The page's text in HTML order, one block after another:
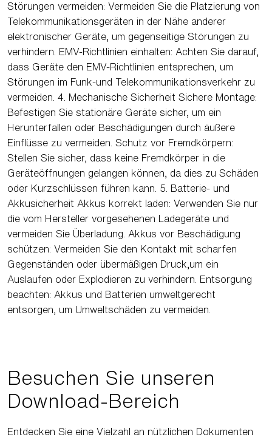
Störungen vermeiden: Vermeiden Sie die Platzierung von
Telekommunikationsgeräten in der Nähe anderer
elektronischer Geräte, um gegenseitige Störungen zu
verhindern. EMV-Richtlinien einhalten: Achten Sie darauf,
dass Geräte den EMV-Richtlinien entsprechen, um
Störungen im Funk-und Telekommunikationsverkehr zu
vermeiden. 4. Mechanische Sicherheit Sichere Montage:
Befestigen Sie stationäre Geräte sicher, um ein
Herunterfallen oder Beschädigungen durch äußere
Einflüsse zu vermeiden. Schutz vor Fremdkörpern:
Stellen Sie sicher, dass keine Fremdkörper in die
Geräteöffnungen gelangen können, da dies zu Schäden
oder Kurzschlüssen führen kann. 5. Batterie- und
Akkusicherheit Akkus korrekt laden: Verwenden Sie nur
die vom Hersteller vorgesehenen Ladegeräte und
vermeiden Sie Überladung. Akkus vor Beschädigung
schützen: Vermeiden Sie den Kontakt mit scharfen
Gegenständen oder übermäßigen Druck,um ein
Auslaufen oder Explodieren zu verhindern. Entsorgung
beachten: Akkus und Batterien umweltgerecht
entsorgen, um Umweltschäden zu vermeiden.
Besuchen Sie unseren
Download-Bereich
Entdecken Sie eine Vielzahl an nützlichen Dokumenten